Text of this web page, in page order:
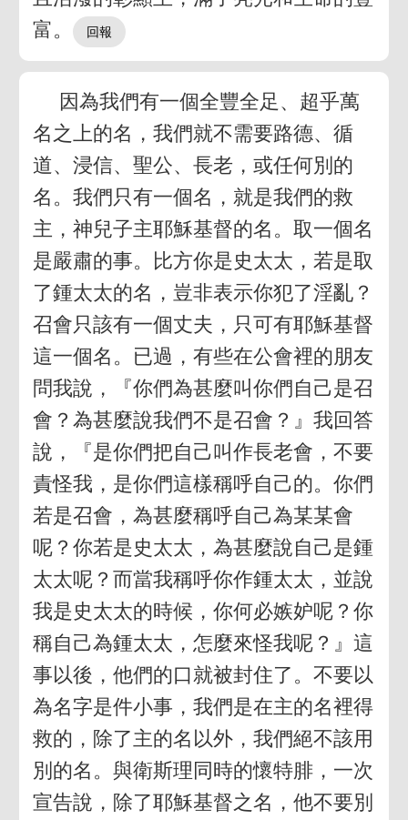
富。
因為我們有一個全豐全足、超乎萬
名之上的名，我們就不需要路德、循
道、浸信、聖公、長老，或任何別的
名。我們只有一個名，就是我們的救
主，神兒子主耶穌基督的名。取一個名
是嚴肅的事。比方你是史太太，若是取
了鍾太太的名，豈非表示你犯了淫亂？
召會只該有一個丈夫，只可有耶穌基督
這一個名。已過，有些在公會裡的朋友
問我說，『你們為甚麼叫你們自己是召
會？為甚麼說我們不是召會？』我回答
說，『是你們把自己叫作長老會，不要
責怪我，是你們這樣稱呼自己的。你們
若是召會，為甚麼稱呼自己為某某會
呢？你若是史太太，為甚麼說自己是鍾
太太呢？而當我稱呼你作鍾太太，並說
我是史太太的時候，你何必嫉妒呢？你
稱自己為鍾太太，怎麼來怪我呢？』這
事以後，他們的口就被封住了。不要以
為名字是件小事，我們是在主的名裡得
救的，除了主的名以外，我們絕不該用
別的名。與衛斯理同時的懷特腓，一次
宣告說，除了耶穌基督之名，他不要別